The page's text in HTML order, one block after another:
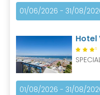
01/06/2026 - 31/08/
Hotel
S
01/08/2026 - 31/08/